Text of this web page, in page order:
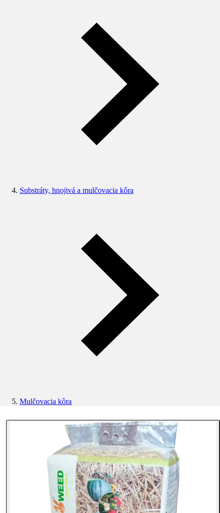
Substráty, hnojivá a mulčovacia kôra
Mulčovacia kôra